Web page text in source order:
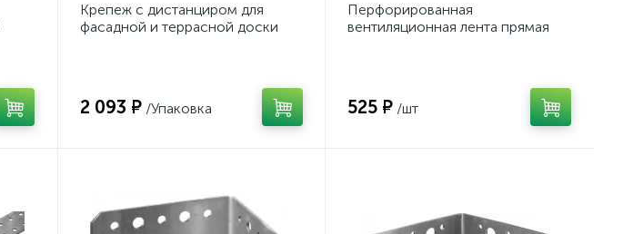
Крепеж с дистанциром для
фасадной и террасной доски
2 093 ₽ /Упаковка
Перфорированная
вентиляционная лента прямая
525 ₽ /шт